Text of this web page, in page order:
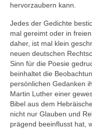
hervorzaubern kann.
Jedes der Gedichte
mal gereimt oder in
daher, ist mal klein
neuen deutschen
Sinn für die Poesie
beinhaltet die
persönlichen Gedanken
Martin Luther einer
Bibel aus dem
nicht nur Glauben und
prägend beeinflusst hat,